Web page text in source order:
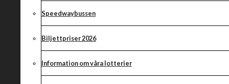
Speedwaybussen
Biljettpriser 2026
Information om våra lotterier